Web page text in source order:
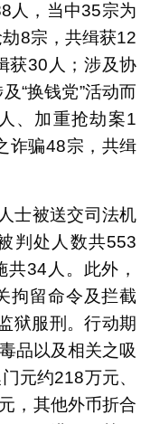
人，当中35宗为
8宗，共缉获12
获30人；涉及协
“换钱党”活动而
、加重抢劫案1
诈骗48宗，共缉
士被送交司法机
判处人数共553
34人。此外，
拘留命令及拦截
狱服刑。行动期
品以及相关之吸
元约218万元、
，其他外币折合